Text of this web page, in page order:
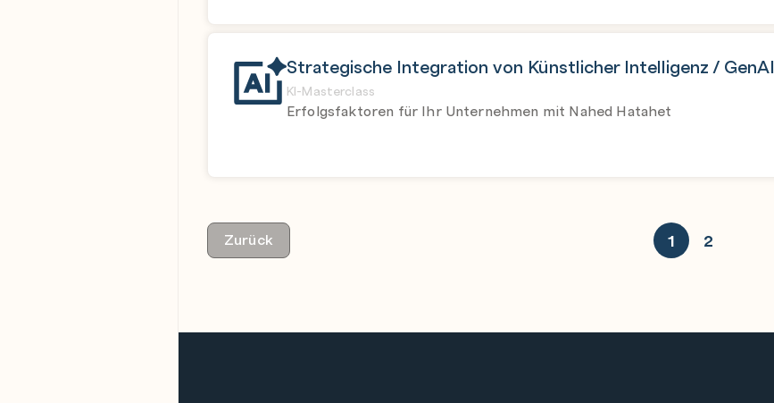
Strategische Integration von Künstlicher Intelligenz / GenAI
KI-Masterclass
Erfolgsfaktoren für Ihr Unternehmen mit Nahed Hatahet
Zurück 1 2